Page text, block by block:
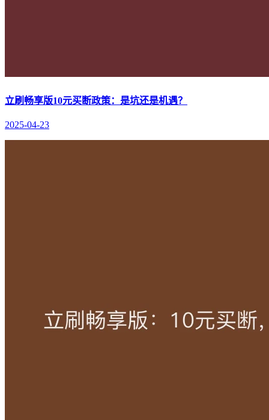
立刷畅享版10元买断政策：是坑还是机遇？
2025-04-23